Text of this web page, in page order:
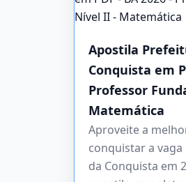
Apostila
Conquista em
Professor
Matemática
Aproveite a
conquistar a
da Conquista em